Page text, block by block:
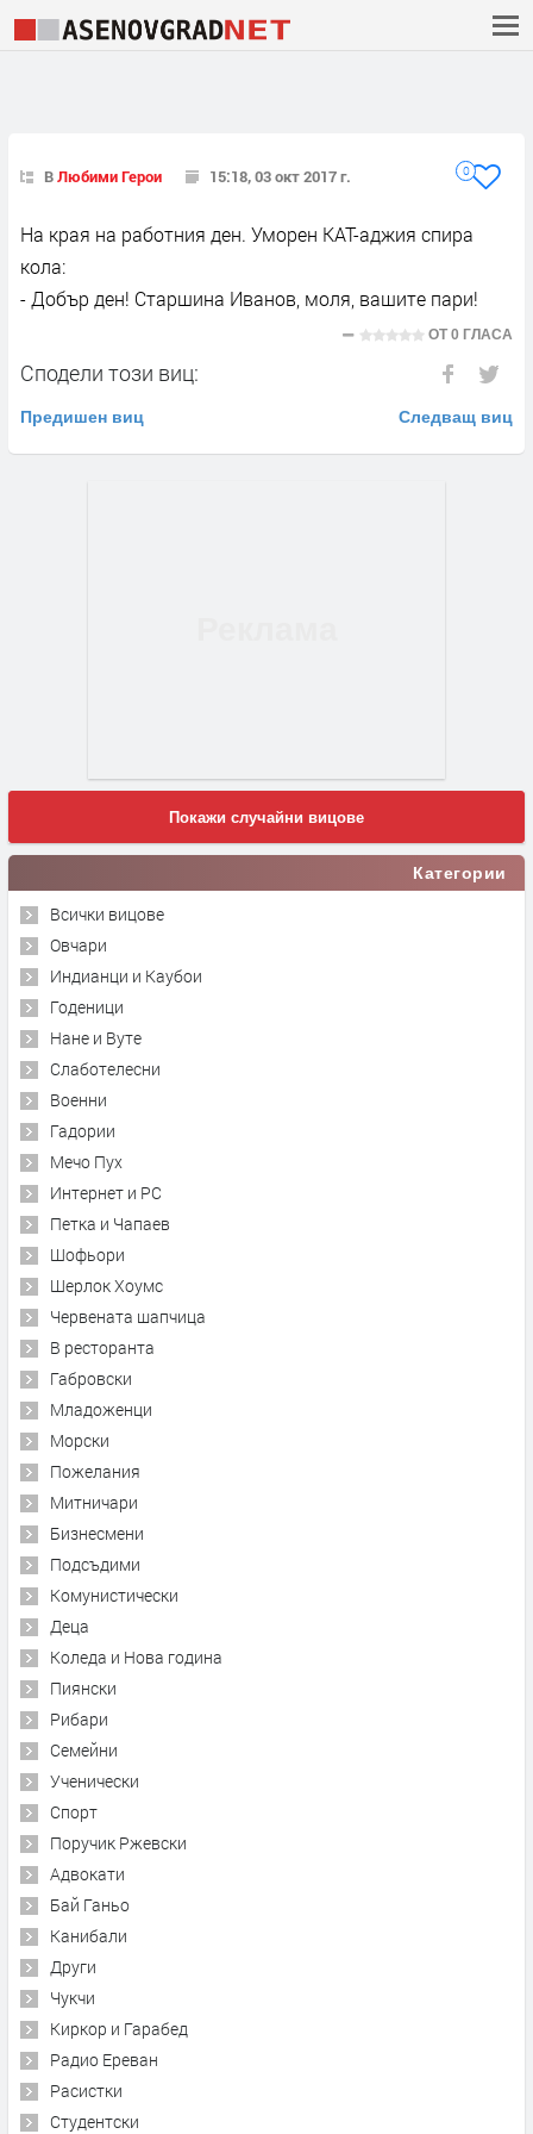
ВЛюбими Герои 15:18, 03 окт 2017 г. 0
На края на работния ден. Уморен КАТ-аджия спира
кола:
- Добър ден! Старшина Иванов, моля, вашите пари!
ОТ0 ГЛАСА
Сподели този виц:
Предишен виц Следващ виц
Покажи случайни вицове
Категории
Всички вицове
Овчари
Индианци и Каубои
Годеници
Нане и Вуте
Слаботелесни
Военни
Гадории
Мечо Пух
Интернет и PC
Петка и Чапаев
Шофьори
Шерлок Хоумс
Червената шапчица
В ресторанта
Габровски
Младоженци
Морски
Пожелания
Митничари
Бизнесмени
Подсъдими
Комунистически
Деца
Коледа и Нова година
Пиянски
Рибари
Семейни
Ученически
Спорт
Поручик Ржевски
Адвокати
Бай Ганьо
Канибали
Други
Чукчи
Киркор и Гарабед
Радио Ереван
Расистки
Студентски